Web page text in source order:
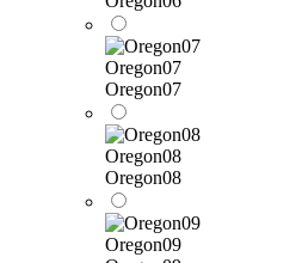
Oregon07
Oregon07
Oregon08
Oregon08
Oregon09